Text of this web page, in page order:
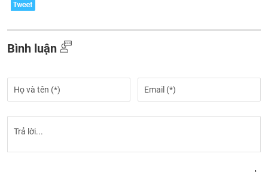
Bình luận